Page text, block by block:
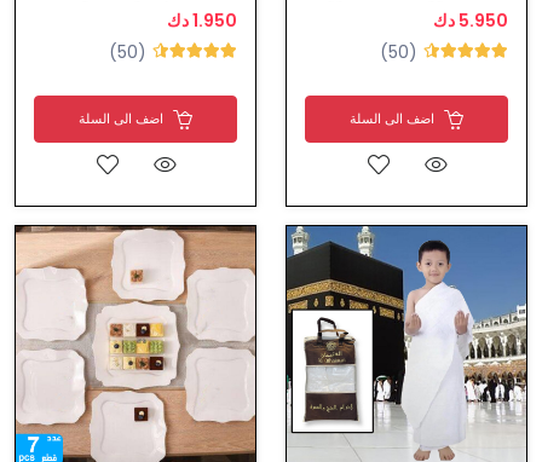
5.950 دك
(50)
اضف الى السلة
1.950 دك
(50)
اضف الى السلة